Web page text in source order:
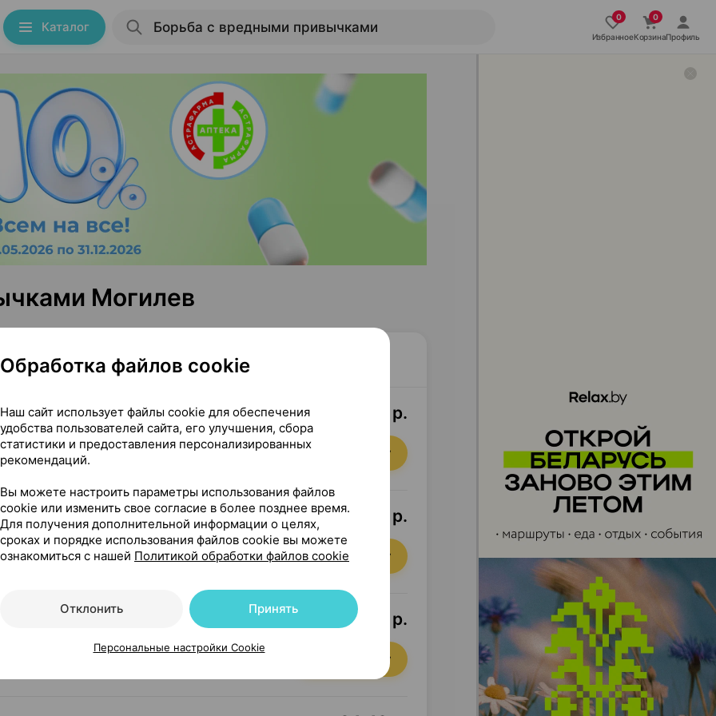
Каталог
ИзбранноеКорзинаПрофиль
Могилев
в РБ
×100
• без рецепта
51,13 — 69,50 р.
Где купить В корзину
×50
по рецепту
6,35 — 16,89 р.
Где купить В корзину
34,30 — 46,65 р.
В корзину
Обработка файлов cookie
Наш сайт использует файлы cookie для обеспечения
удобства пользователей сайта, его улучшения, сбора
статистики и предоставления персонализированных
рекомендаций.
Вы можете настроить параметры использования файлов
cookie или изменить свое согласие в более позднее время.
Для получения дополнительной информации о целях,
сроках и порядке использования файлов cookie вы можете
ознакомиться с нашей Политикой обработки файлов cookie
Отклонить Принять
Персональные настройки Cookie